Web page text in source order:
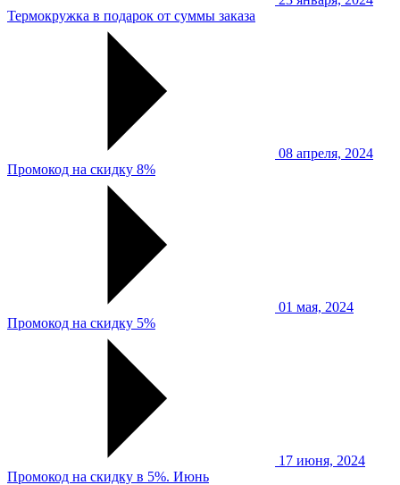
Термокружка в подарок от суммы заказа
08 апреля, 2024
Промокод на скидку 8%
01 мая, 2024
Промокод на скидку 5%
17 июня, 2024
Промокод на скидку в 5%. Июнь